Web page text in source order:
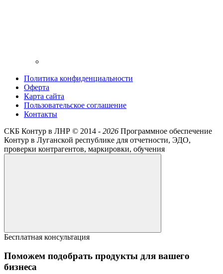
Политика конфиденциальности
Оферта
Карта сайта
Пользовательское соглашение
Контакты
СКБ Контур в ЛНР © 2014 - 2026 Программное обеспечение
Контур в Луганской республике для отчетности, ЭДО,
проверки контрагентов, маркировки, обучения
Бесплатная консультация
Поможем подобрать продукты для вашего
бизнеса